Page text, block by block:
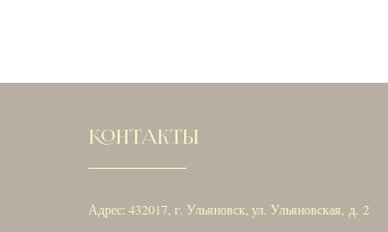
КОНТАКТЫ
Адрес: 432017, г. Ульяновск, ул. Ульяновская, д. 2